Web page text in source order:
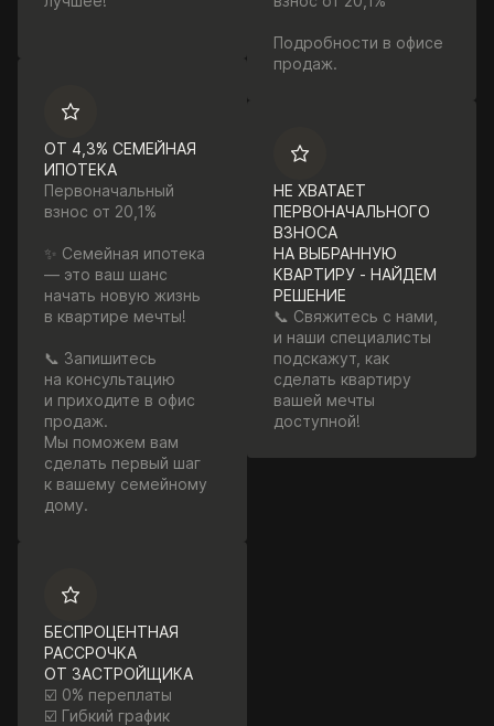
ОТ 4,3% СЕМЕЙНАЯ
ИПОТЕКА
Первоначальный
взнос от 20,1%
✨ Семейная ипотека
— это ваш шанс
начать новую жизнь
в квартире мечты!
📞 Запишитесь
на консультацию
и приходите в офис
продаж.
Мы поможем вам
сделать первый шаг
к вашему семейному
дому.
БЕСПРОЦЕНТНАЯ
РАССРОЧКА
ОТ ЗАСТРОЙЩИКА
☑️ 0% переплаты
☑️ Гибкий график
Подробности в офисе
продаж.
НЕ ХВАТАЕТ
ПЕРВОНАЧАЛЬНОГО
ВЗНОСА
НА ВЫБРАННУЮ
КВАРТИРУ - НАЙДЕМ
РЕШЕНИЕ
📞 Свяжитесь с нами,
и наши специалисты
подскажут, как
сделать квартиру
вашей мечты
доступной!